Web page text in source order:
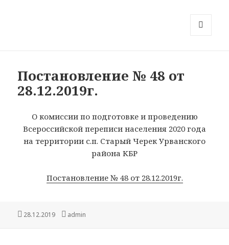
Постановление № 48 от
28.12.2019г.
О комиссии по подготовке и проведению
Всероссийской переписи населения 2020 года
на территории с.п. Старый Черек Урванского
района КБР
Постановление № 48 от 28.12.2019г.
Опубликовано
28.12.2019 Автор
admin